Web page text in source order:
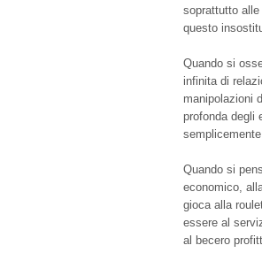
soprattutto
questo
Quando si
infinita di
manipolazioni
profonda degli
Quando si
economico,
gioca alla
essere al
al becero